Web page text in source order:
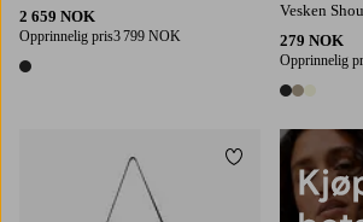
2 659 NOK
Opprinnelig pris3 799 NOK
1 farge
Vesken
279 NOK
Opprinnelig
3 farger
Legg til